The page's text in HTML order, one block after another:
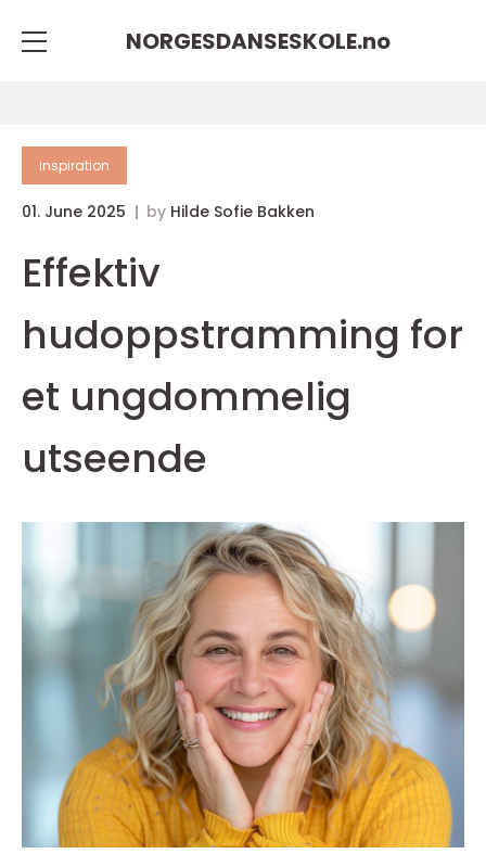
NORGESDANSESKOLE.no
inspiration
01. June 2025 by Hilde Sofie Bakken
Effektiv
hudoppstramming for
et ungdommelig
utseende